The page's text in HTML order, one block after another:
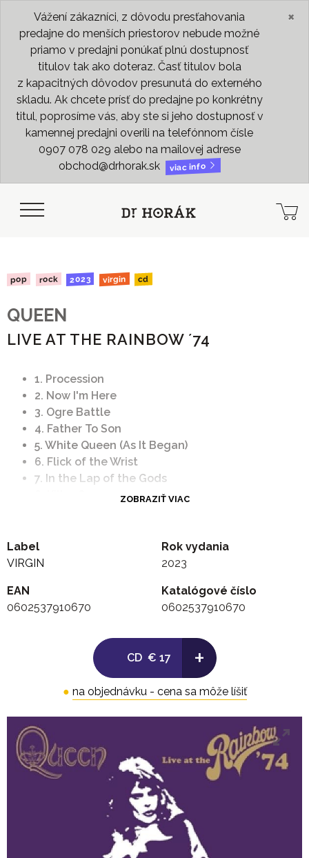
Vážení zákazníci, z dôvodu presťahovania
predajne do menších priestorov nebude možné
priamo v predajni ponúkať plnú dostupnosť
titulov tak ako doteraz. Časť titulov bola
z kapacitných dôvodov presunutá do externého
skladu. Ak chcete prísť do predajne po konkrétny
titul, poprosíme vás, aby ste si jeho dostupnosť v
kamennej predajni overili na telefónnom čísle
0907 078 029 alebo na mailovej adrese
obchod@drhorak.sk
viac info
×
pop rock 2023 virgin cd
QUEEN
LIVE AT THE RAINBOW ´74
1. Procession
2. Now I'm Here
3. Ogre Battle
4. Father To Son
5. White Queen (As It Began)
6. Flick of the Wrist
7. In the Lap of the Gods
11. Son and Daughter
12. Guitar Solo
15. Drum Solo
17. Seven Seas of Rhye
18. Stone Cold Crazy
20. In the Lap of the Gods... Revisited
22. Modern Times Rock 'N' Roll
23. Jailhouse Rock
24. God Save the Queen
ZOBRAZIŤ VIAC
Label
VIRGIN
Rok vydania
2023
EAN
0602537910670
Katalógové číslo
0602537910670
CD € 17 +
● na objednávku - cena sa môže líšiť